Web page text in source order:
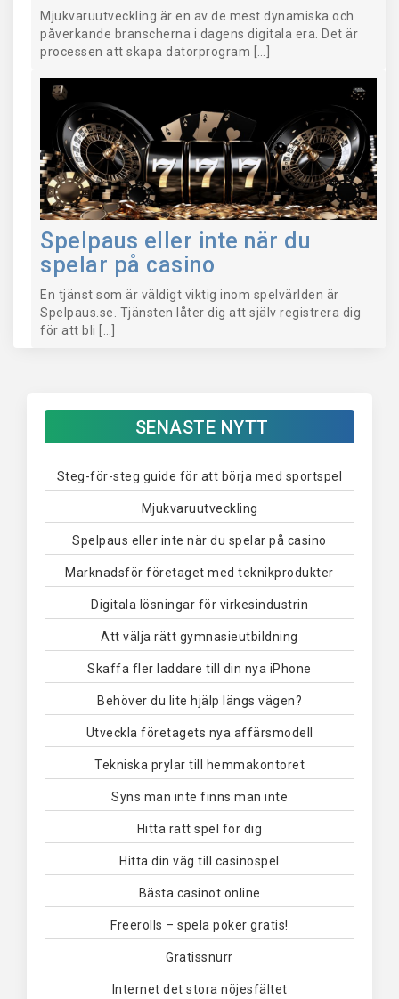
Mjukvaruutveckling är en av de mest dynamiska och
påverkande branscherna i dagens digitala era. Det är
processen att skapa datorprogram […]
Spelpaus eller inte när du
spelar på casino
En tjänst som är väldigt viktig inom spelvärlden är
Spelpaus.se. Tjänsten låter dig att själv registrera dig
för att bli […]
SENASTE NYTT
Steg-för-steg guide för att börja med sportspel
Mjukvaruutveckling
Spelpaus eller inte när du spelar på casino
Marknadsför företaget med teknikprodukter
Digitala lösningar för virkesindustrin
Att välja rätt gymnasieutbildning
Skaffa fler laddare till din nya iPhone
Behöver du lite hjälp längs vägen?
Utveckla företagets nya affärsmodell
Tekniska prylar till hemmakontoret
Syns man inte finns man inte
Hitta rätt spel för dig
Hitta din väg till casinospel
Bästa casinot online
Freerolls – spela poker gratis!
Gratissnurr
Internet det stora nöjesfältet